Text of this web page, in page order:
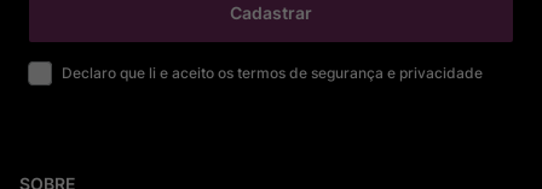
Cadastrar
Declaro que li e aceito os termos de segurança e privacidade
SOBRE